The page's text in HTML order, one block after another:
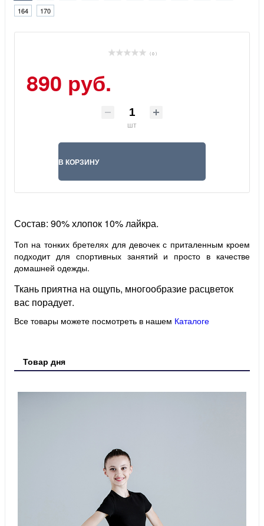
164
170
( 0 )
890 руб.
шт
В КОРЗИНУ
Состав: 90% хлопок 10% лайкра.
Топ на тонких бретелях для девочек с приталенным кроем
подходит для спортивных занятий и просто в качестве
домашней одежды.
Ткань приятна на ощупь, многообразие расцветок
вас порадует.
Все товары можете посмотреть в нашем Каталоге
Товар дня